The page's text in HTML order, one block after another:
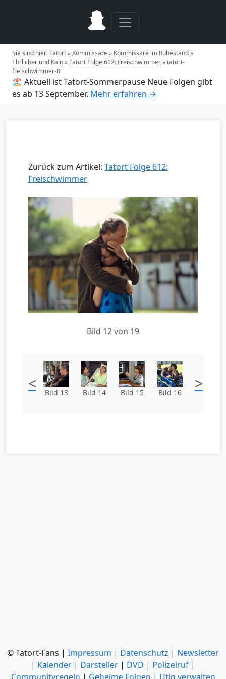
Sie sind hier:Tatort» Kommissare» Kommissare im Ruhestand»
Ehrlicher und Kain»Tatort Folge 612: Freischwimmer»tatort-
freischwimmer-8
🏖️ Aktuell ist Tatort-Sommerpause Neue Folgen gibt
es ab 13 September. Mehr erfahren →
Zurück zum Artikel: Tatort Folge 612:
Freischwimmer
Bild 12 von 19
< Bild 13 Bild 14 Bild 15 Bild 16 >
© Tatort-Fans | Impressum | Datenschutz | Newsletter
| Kalender | Darsteller | DVD | Polizeiruf |
Communityregeln | Geheime Folgen | Utiq verwalten